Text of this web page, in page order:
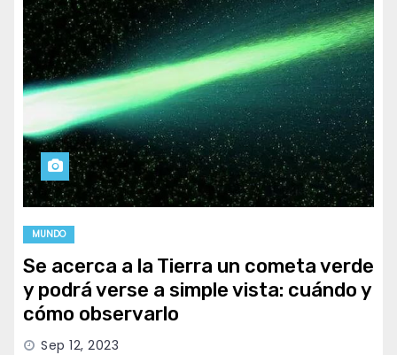
MUNDO
Se acerca a la Tierra un cometa verde
y podrá verse a simple vista: cuándo y
cómo observarlo
Sep 12, 2023